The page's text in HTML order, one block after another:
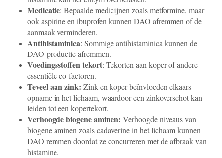
Medicatie: Bepaalde medicijnen zoals metformine, maar
ook aspirine en ibuprofen kunnen DAO afremmen of de
aanmaak verminderen.
Antihistaminica: Sommige antihistaminica kunnen de
DAO-productie afremmen.
Voedingsstoffen tekort: Tekorten aan koper of andere
essentiële co-factoren.
Teveel aan zink: Zink en koper beïnvloeden elkaars
opname in het lichaam, waardoor een zinkoverschot kan
leiden tot een kopertekort.
Verhoogde biogene aminen: Verhoogde niveaus van
biogene aminen zoals cadaverine in het lichaam kunnen
DAO remmen doordat ze concurreren met de afbraak van
histamine.